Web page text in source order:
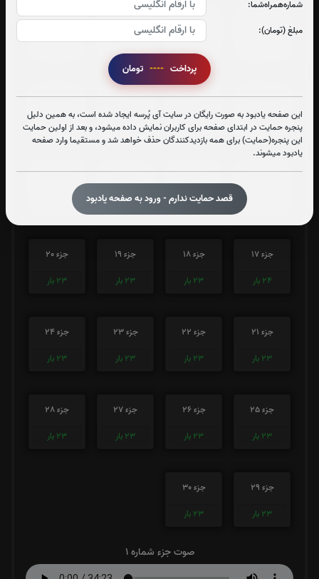
شماره‌همراه‌شما:
مبلغ (تومان):
پرداخت ----
این صفحه یادبود به صورت رایگان در سایت آی پُرسه ایجاد شده است، به همین دلیل
پنجره حمایت در ابتدای صفحه برای کاربران نمایش داده میشود، و بعد از اولین حمایت
این پنجره(حمایت) برای همه بازدیدکنندگان حذف خواهد شد و مستقیما وارد صفحه
یادبود میشوند.
قصد حمایت ندارم - ورود به صفحه یادبود
جزء 6
جزء 7
جزء 8
جزء 9
23 بار
جزء 10
23 بار
جزء 11
23 بار
جزء 12
23بار
23بار
23بار
جزء 17
24 بار
جزء 18
23 بار
جزء 19
23 بار
جزء 20
23 بار
جزء 21
23 بار
جزء 22
23 بار
جزء 23
23 بار
جزء 24
23 بار
جزء 25
23 بار
جزء 26
23 بار
جزء 27
23 بار
جزء 28
23 بار
جزء 29
23 بار
جزء 30
23 بار
صوت جزء شماره 1